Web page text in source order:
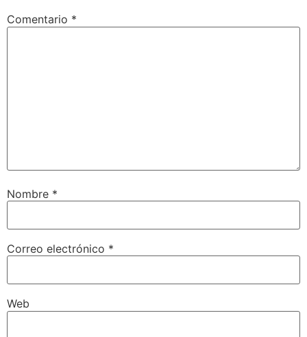
Comentario *
Nombre *
Correo electrónico *
Web